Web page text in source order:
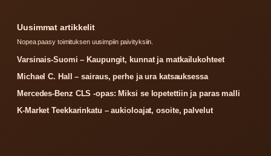
Uusimmat artikkelit
Nopea paasy toimituksen uusimpiin paivityksiin.
Varsinais-Suomi – Kaupungit, kunnat ja matkailukohteet
Michael C. Hall – sairaus, perhe ja ura katsauksessa
Mercedes-Benz CLS -opas: Miksi se lopetettiin ja paras malli
K-Market Teekkarinkatu – aukioloajat, osoite, palvelut